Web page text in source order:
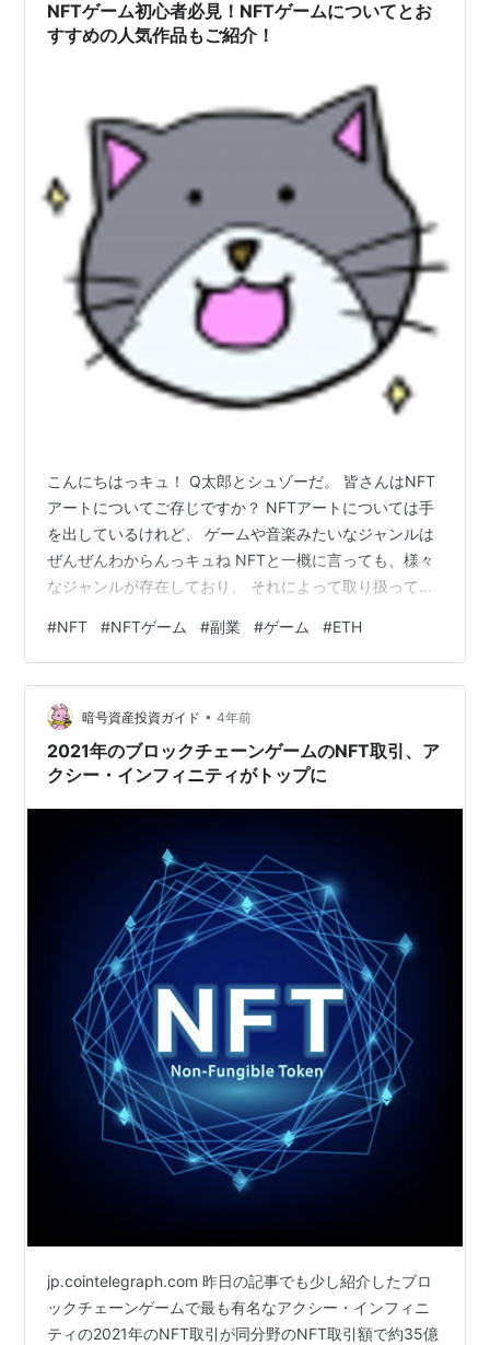
NFTゲーム初心者必見！NFTゲームについてとお
すすめの人気作品もご紹介！
こんにちはっキュ！ Q太郎とシュゾーだ。 皆さんはNFT
アートについてご存じですか？ NFTアートについては手
を出しているけれど、 ゲームや音楽みたいなジャンルは
ぜんぜんわからんっキュね NFTと一概に言っても、様々
なジャンルが存在しており、 それによって取り扱ってい
ういう仕組みなんだろうな そしたらお勉強してみるっき
ゃないっキュ！！ そこで、こちらの記事では以下のよう
な内容についてご紹介します。 １．NFTゲームってどん
なものなの？詳しく知りたい！ ２．NFTゲームで最近急
上昇中のおすすめタイトルって？ ３．人気NFTゲーム
「Axie in…
#NFT #NFTゲーム #副業 #ゲーム #ETH
暗号資産投資ガイド • 4年前
2021年のブロックチェーンゲームのNFT取引、ア
クシー・インフィニティがトップに
jp.cointelegraph.com 昨日の記事でも少し紹介したブロ
ックチェーンゲームで最も有名なアクシー・インフィニ
ティの2021年のNFT取引が同分野のNFT取引額で約35億